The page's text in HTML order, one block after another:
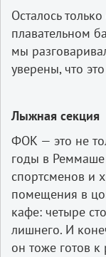
Осталось
плавательном
мы
уверены, что
Лыжная секция
ФОК — это не
годы в Реммаше
спортсменов и
помещения в
кафе: четыре
лишнего. И
он тоже готов к